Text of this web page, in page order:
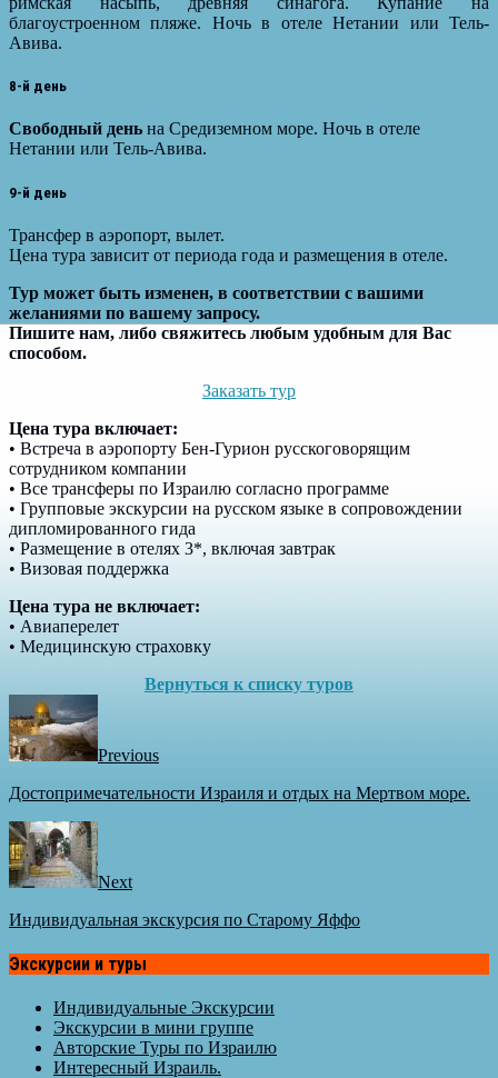
благоустроенном пляже. Ночь в отеле Нетании или Тель-
Авива.
8-й день
Свободный день на Средиземном море. Ночь в отеле
Нетании или Тель-Авива.
9-й день
Трансфер в аэропорт, вылет.
Цена тура зависит от периода года и размещения в отеле.
Тур может быть изменен, в соответствии с вашими
желаниями по вашему запросу.
Пишите нам, либо свяжитесь любым удобным для Вас
способом.
Заказать тур
Цена тура включает:
• Встреча в аэропорту Бен-Гурион русскоговорящим
сотрудником компании
• Все трансферы по Израилю согласно программе
• Групповые экскурсии на русском языке в сопровождении
дипломированного гида
• Размещение в отелях 3*, включая завтрак
• Визовая поддержка
Цена тура не включает:
• Авиаперелет
• Медицинскую страховку
Вернуться к списку туров
Previous
Достопримечательности Израиля и отдых на Мертвом море.
Next
Индивидуальная экскурсия по Старому Яффо
Экскурсии и туры
Индивидуальные Экскурсии
Экскурсии в мини группе
Авторские Туры по Израилю
Интересный Израиль.